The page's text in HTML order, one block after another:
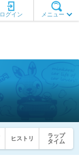
メニュー
ログイン
ヒストリ
ラップ
タイム